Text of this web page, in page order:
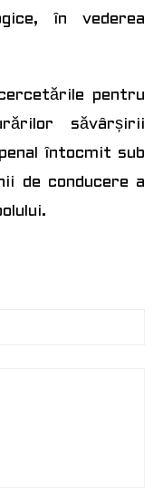
în vederea
pentru
săvârșirii
întocmit sub
de conducere a